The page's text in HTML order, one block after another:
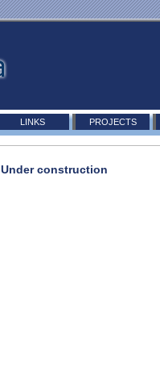
LINKS PROJECTS
Under construction